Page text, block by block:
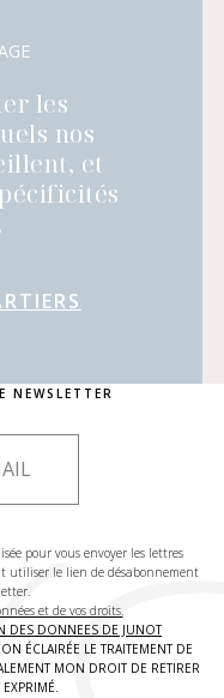
les
nos
et
NEWSLETTER
pour vous envoyer les lettres
utiliser le lien de désabonnement
et de vos droits.
DES DONNEES DE JUNOT
ÉCLAIRÉE LE TRAITEMENT DE
MON DROIT DE RETIRER